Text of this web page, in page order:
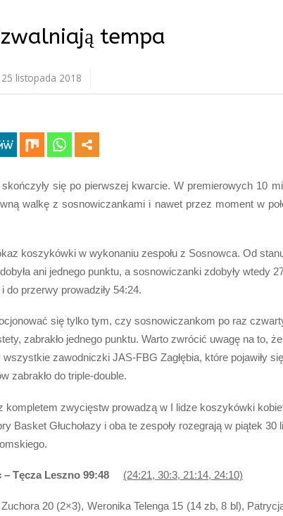
tempa
listopada 2018
się po pierwszej kwarcie. W premierowych 10
walkę z sosnowiczankami i nawet przez moment w
koszykówki w wykonaniu zespołu z Sosnowca. Od
ani jednego punktu, a sosnowiczanki zdobyły wtedy
do przerwy prowadziły 54:24.
się tylko tym, czy sosnowiczankom po raz
zabrakło jednego punktu. Warto zwrócić uwagę na to,
zawodniczki JAS-FBG Zagłębia, które pojawiły
zabrakło do triple-double.
kompletem zwycięstw prowadzą w I lidze koszykówki
Basket Głuchołazy i oba te zespoły rozegrają w piątek 30
– Tęcza Leszno 99:48 (24:21, 30:3, 21:14, 24:10)
Zuchora 20 (2×3), Weronika Telenga 15 (14 zb, 8 bl),